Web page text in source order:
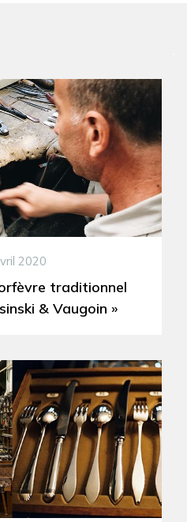
2020
traditionnel
& Vaugoin »